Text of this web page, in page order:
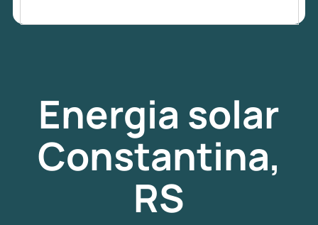
Energia solar
Constantina,
RS